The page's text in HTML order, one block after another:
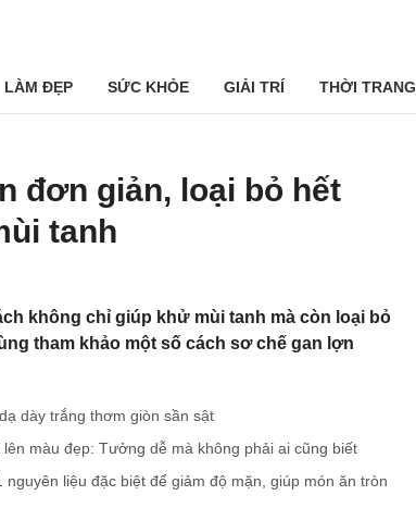
LÀM ĐẸP SỨC KHỎE GIẢI TRÍ THỜI TRANG
đơn giản, loại bỏ hết
tanh
không chỉ giúp khử mùi tanh mà còn loại bỏ
tham khảo một số cách sơ chế gan lợn
dày trắng thơm giòn sần sật
màu đẹp: Tưởng dễ mà không phải ai cũng biết
liệu đặc biệt để giảm độ mặn, giúp món ăn tròn